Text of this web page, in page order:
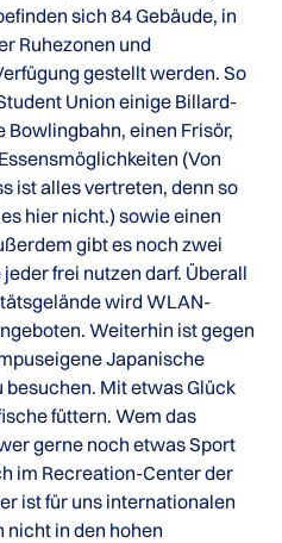
sich 84 Gebäude, in
Ruhezonen und
gestellt werden. So
Union einige Billard-
einen Frisör,
(Von
ist alles vertreten, denn so
hier nicht.) sowie einen
gibt es noch zwei
frei nutzen darf. Überall
wird WLAN-
Weiterhin ist gegen
Japanische
besuchen. Mit etwas Glück
füttern. Wem das
gerne noch etwas Sport
im Recreation-Center der
ist für uns internationalen
nicht in den hohen